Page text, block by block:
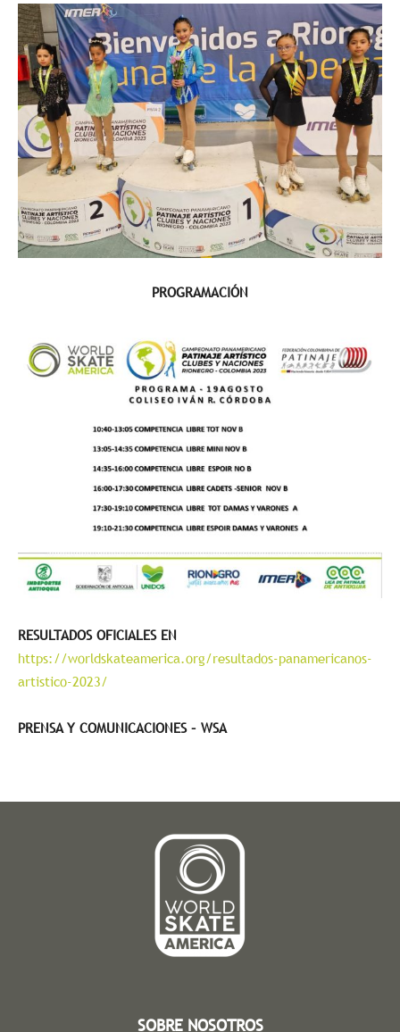
PROGRAMACIÓN
RESULTADOS OFICIALES EN
https://worldskateamerica.org/resultados-panamericanos-
artistico-2023/
PRENSA Y COMUNICACIONES – WSA
SOBRE NOSOTROS